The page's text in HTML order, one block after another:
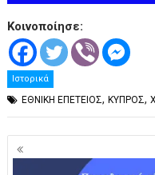
Κοινοποίησε:
Ιστορικά
ΕΘΝΙΚΗ ΕΠΕΤΕΙΟΣ,ΚΥΠΡΟΣ,
Πλοήγηση
άρθρων